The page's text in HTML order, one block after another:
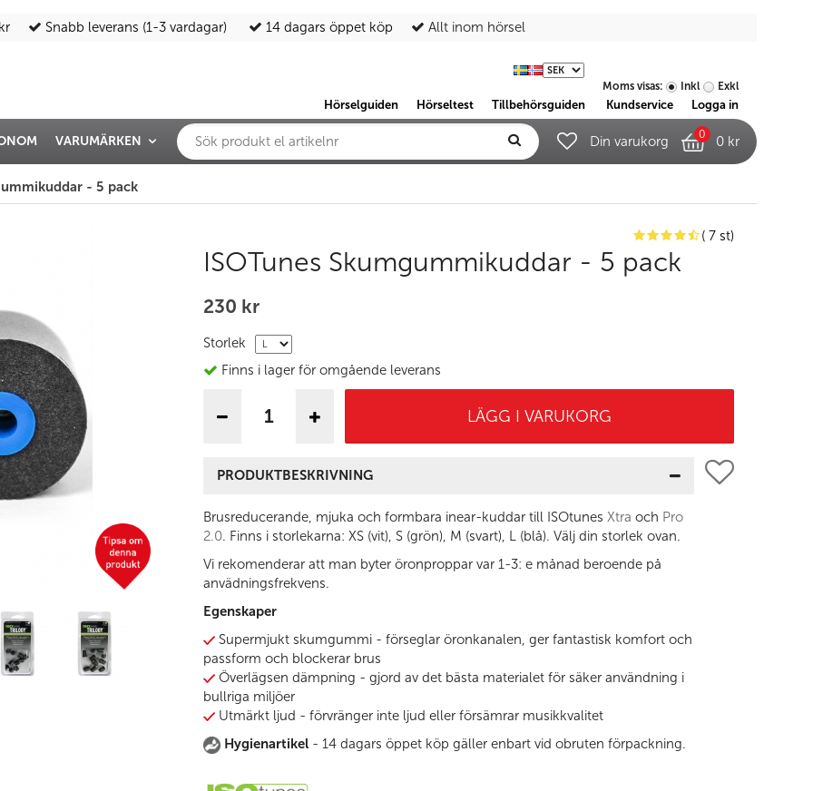
Snabb leverans (1-3 vardagar) 14 dagars öppet köp Allt inom hörsel
Moms visas: Inkl Exkl
Hörselguiden Hörseltest Tillbehörsguiden Kundservice Logga in
VARUMÄRKEN Din varukorg 0 0 kr
- 5 pack
( 7 st)
ISOTunes Skumgummikuddar - 5 pack
230 kr
Storlek
Finns i lager för omgående leverans
LÄGG I VARUKORG
PRODUKTBESKRIVNING
Brusreducerande, mjuka och formbara inear-kuddar till ISOtunes Xtra och Pro
2.0. Finns i storlekarna: XS (vit), S (grön), M (svart), L (blå). Välj din storlek ovan.
Vi rekomenderar att man byter öronproppar var 1-3: e månad beroende på
anvädningsfrekvens.
Egenskaper
Supermjukt skumgummi - förseglar öronkanalen, ger fantastisk komfort och
passform och blockerar brus
Överlägsen dämpning - gjord av det bästa materialet för säker användning i
bullriga miljöer
Utmärkt ljud - förvränger inte ljud eller försämrar musikkvalitet
Hygienartikel - 14 dagars öppet köp gäller enbart vid obruten förpackning.